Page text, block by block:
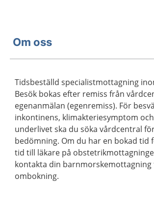
Om oss
Tidsbeställd specialistmottagning
Besök bokas efter remiss från
egenanmälan (egenremiss). För
inkontinens, klimakteriesymptom
underlivet ska du söka vårdcentral
bedömning. Om du har en bokad tid
tid till läkare på
kontakta din barnmorskemottagning
ombokning.